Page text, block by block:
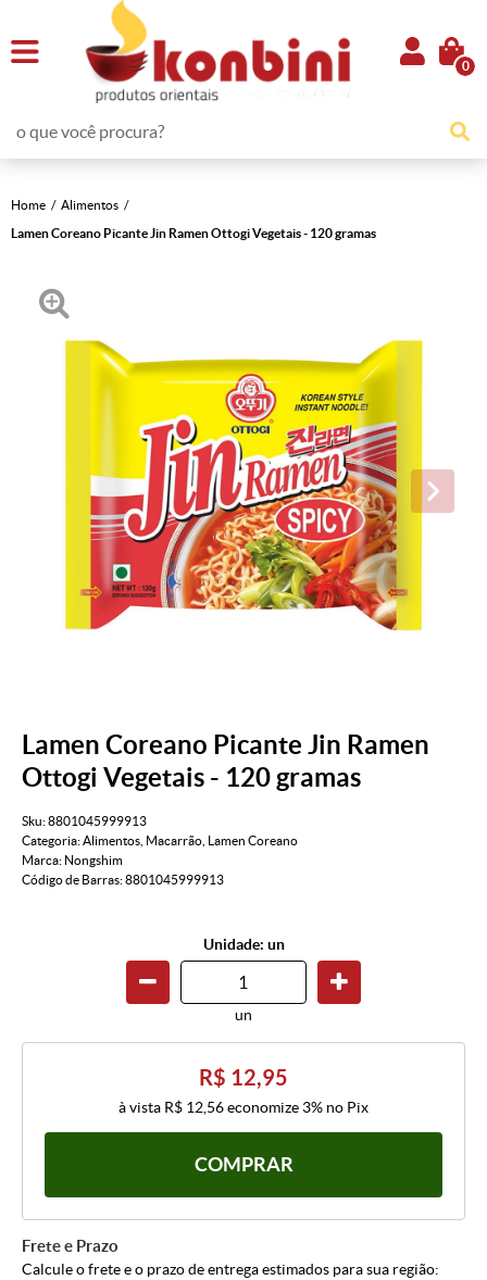
0
Home
Alimentos
Lamen Coreano Picante Jin Ramen Ottogi Vegetais - 120 gramas
Lamen Coreano Picante Jin Ramen
Ottogi Vegetais - 120 gramas
Sku:8801045999913
Categoria:Alimentos Macarrão
Lamen Coreano
Marca: Nongshim
Código de Barras:8801045999913
Unidade: un
un
R$ 12,95
à vista R$ 12,56economize 3% no Pix
COMPRAR
Frete e Prazo
Calcule o frete e o prazo de entrega estimados para sua região: